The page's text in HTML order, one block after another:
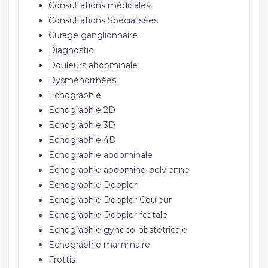
Consultations médicales
Consultations Spécialisées
Curage ganglionnaire
Diagnostic
Douleurs abdominale
Dysménorrhées
Echographie
Echographie 2D
Echographie 3D
Echographie 4D
Echographie abdominale
Echographie abdomino-pelvienne
Echographie Doppler
Echographie Doppler Couleur
Echographie Doppler fœtale
Echographie gynéco-obstétricale
Echographie mammaire
Frottis